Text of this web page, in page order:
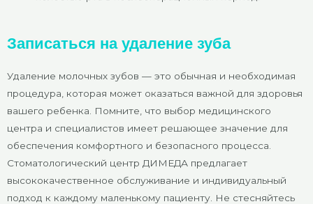
Записаться на удаление зуба
Удаление молочных зубов — это обычная и необходимая
процедура, которая может оказаться важной для здоровья
вашего ребенка. Помните, что выбор медицинского
центра и специалистов имеет решающее значение для
обеспечения комфортного и безопасного процесса.
Стоматологический центр ДИМЕДА предлагает
высококачественное обслуживание и индивидуальный
подход к каждому маленькому пациенту. Не стесняйтесь